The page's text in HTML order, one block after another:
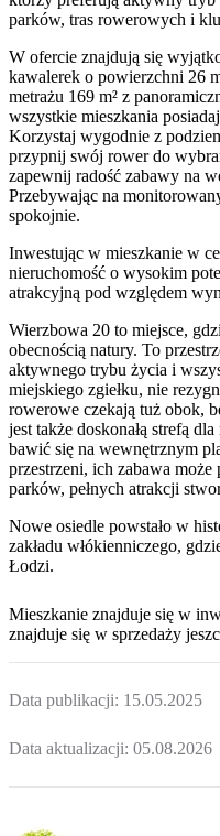
parków, tras rowerowych i
W ofercie znajdują się
kawalerek o powierzchni 26
metrażu 169 m² z
wszystkie mieszkania
Korzystaj wygodnie z
przypnij swój rower do
zapewnij radość zabawy na
Przebywając na
spokojnie.
Inwestując w mieszkanie w
nieruchomość o wysokim
atrakcyjną pod względem
Wierzbowa 20 to miejsce,
obecnością natury. To
aktywnego trybu życia i
miejskiego zgiełku, nie
rowerowe czekają tuż obok,
jest także doskonałą strefą
bawić się na wewnętrznym
przestrzeni, ich zabawa może
parków, pełnych atrakcji
Nowe osiedle powstało w
zakładu włókienniczego,
Łodzi.
Mieszkanie znajduje się w
znajduje się w sprzedaży
Data publikacji: 15.05.2025
Data aktualizacji: 05.08.2026